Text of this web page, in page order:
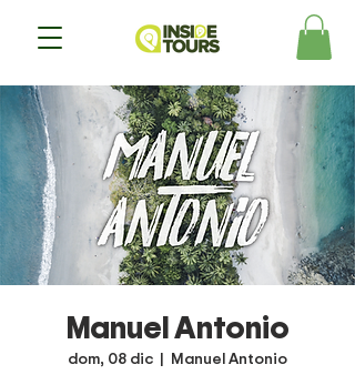
Manuel Antonio
dom, 08 dic
  |
Manuel Antonio